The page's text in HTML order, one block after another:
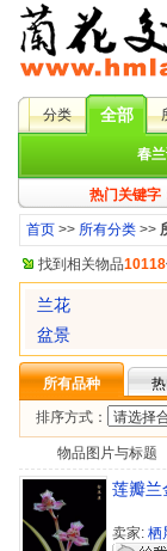
分类 全部
春
热门关键字
首页 >> 所有分类 >>
找到相关物品10118
兰花
盆景
所有品种
排序方式：
物品图片与标题
莲瓣兰
卖家: 栖